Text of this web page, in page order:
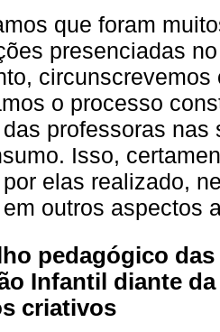
que foram
presenciadas
o processo
professoras
Isso,
elas realizado,
outros aspectos
pedagógico
Infantil diante
criativos